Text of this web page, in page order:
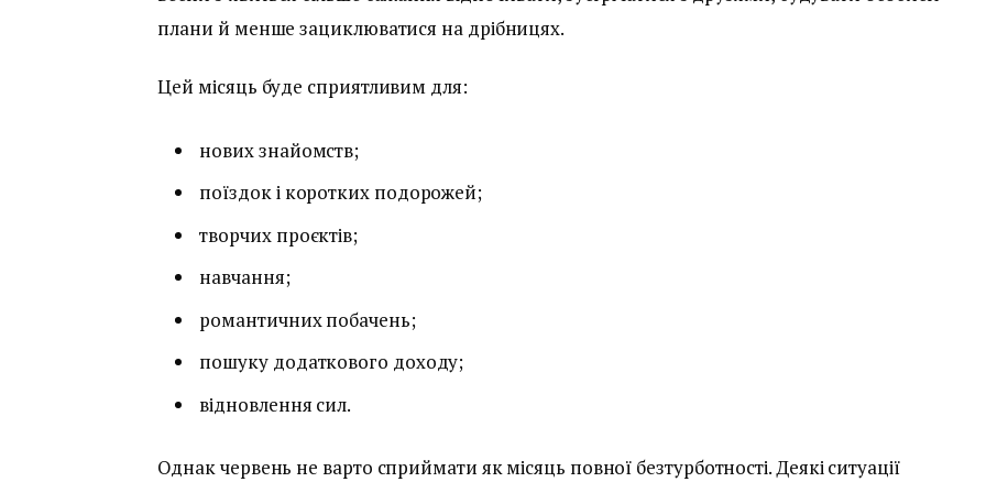
плани й менше зациклюватися на дрібницях.
Цей місяць буде сприятливим для:
нових знайомств;
поїздок і коротких подорожей;
творчих проєктів;
навчання;
романтичних побачень;
пошуку додаткового доходу;
відновлення сил.
Однак червень не варто сприймати як місяць повної безтурботності. Деякі ситуації